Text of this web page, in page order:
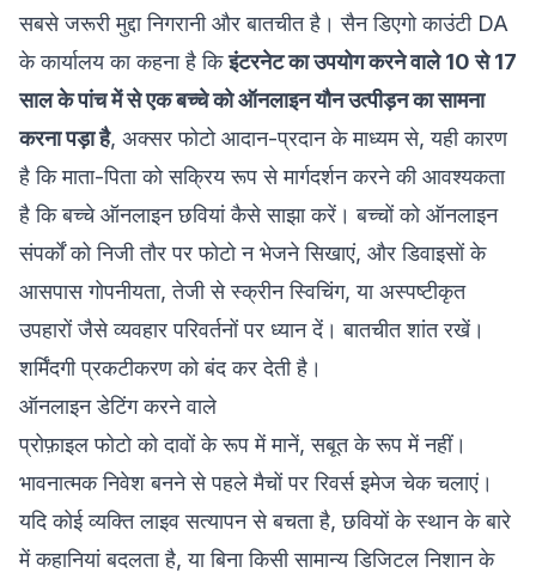
सबसे जरूरी मुद्दा निगरानी और बातचीत है। सैन डिएगो काउंटी DA
के कार्यालय का कहना है किइंटरनेट का उपयोग करने वाले 10 से 17
साल के पांच में से एक बच्चे को ऑनलाइन यौन उत्पीड़न का सामना
करना पड़ा है, अक्सर फोटो आदान-प्रदान के माध्यम से, यही कारण
है कि माता-पिता को सक्रिय रूप से मार्गदर्शन करने की आवश्यकता
है कि बच्चे ऑनलाइन छवियां कैसे साझा करें। बच्चों को ऑनलाइन
संपर्कों को निजी तौर पर फोटो न भेजने सिखाएं, और डिवाइसों के
आसपास गोपनीयता, तेजी से स्क्रीन स्विचिंग, या अस्पष्टीकृत
उपहारों जैसे व्यवहार परिवर्तनों पर ध्यान दें। बातचीत शांत रखें।
शर्मिंदगी प्रकटीकरण को बंद कर देती है।
ऑनलाइन डेटिंग करने वाले
प्रोफ़ाइल फोटो को दावों के रूप में मानें, सबूत के रूप में नहीं।
भावनात्मक निवेश बनने से पहले मैचों पर रिवर्स इमेज चेक चलाएं।
यदि कोई व्यक्ति लाइव सत्यापन से बचता है, छवियों के स्थान के बारे
में कहानियां बदलता है, या बिना किसी सामान्य डिजिटल निशान के